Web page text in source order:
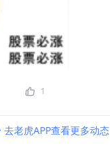
1
去老虎APP查看更多动态